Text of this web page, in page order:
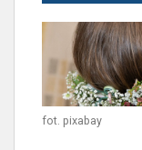
fot. pixabay